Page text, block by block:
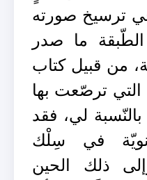
ترسيخ صورته
ما صدر
من قبيل كتاب
التي ترصّعت بها
لي، فقد
في سِلْك
ذلك الحين